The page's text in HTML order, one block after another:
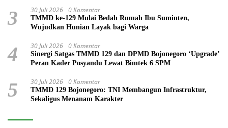
3 30 Juli 2026 0 Komentar
TMMD ke-129 Mulai Bedah Rumah Ibu Suminten,
Wujudkan Hunian Layak bagi Warga
4 30 Juli 2026 0 Komentar
Sinergi Satgas TMMD 129 dan DPMD Bojonegoro ‘Upgrade’
Peran Kader Posyandu Lewat Bimtek 6 SPM
5 30 Juli 2026 0 Komentar
TMMD 129 Bojonegoro: TNI Membangun Infrastruktur,
Sekaligus Menanam Karakter